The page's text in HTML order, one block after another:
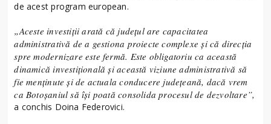
de acest program european.
„Aceste investiții arată că județul are capacitatea
administrativă de a gestiona proiecte complexe și că direcția
spre modernizare este fermă. Este obligatoriu ca această
dinamică investițională și această viziune administrativă să
fie menținute și de actuala conducere județeană, dacă vrem
ca Botoșaniul să își poată consolida procesul de dezvoltare”,
a conchis Doina Federovici.